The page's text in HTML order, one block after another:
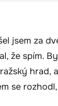
jsem za
že spím.
hrad,
se